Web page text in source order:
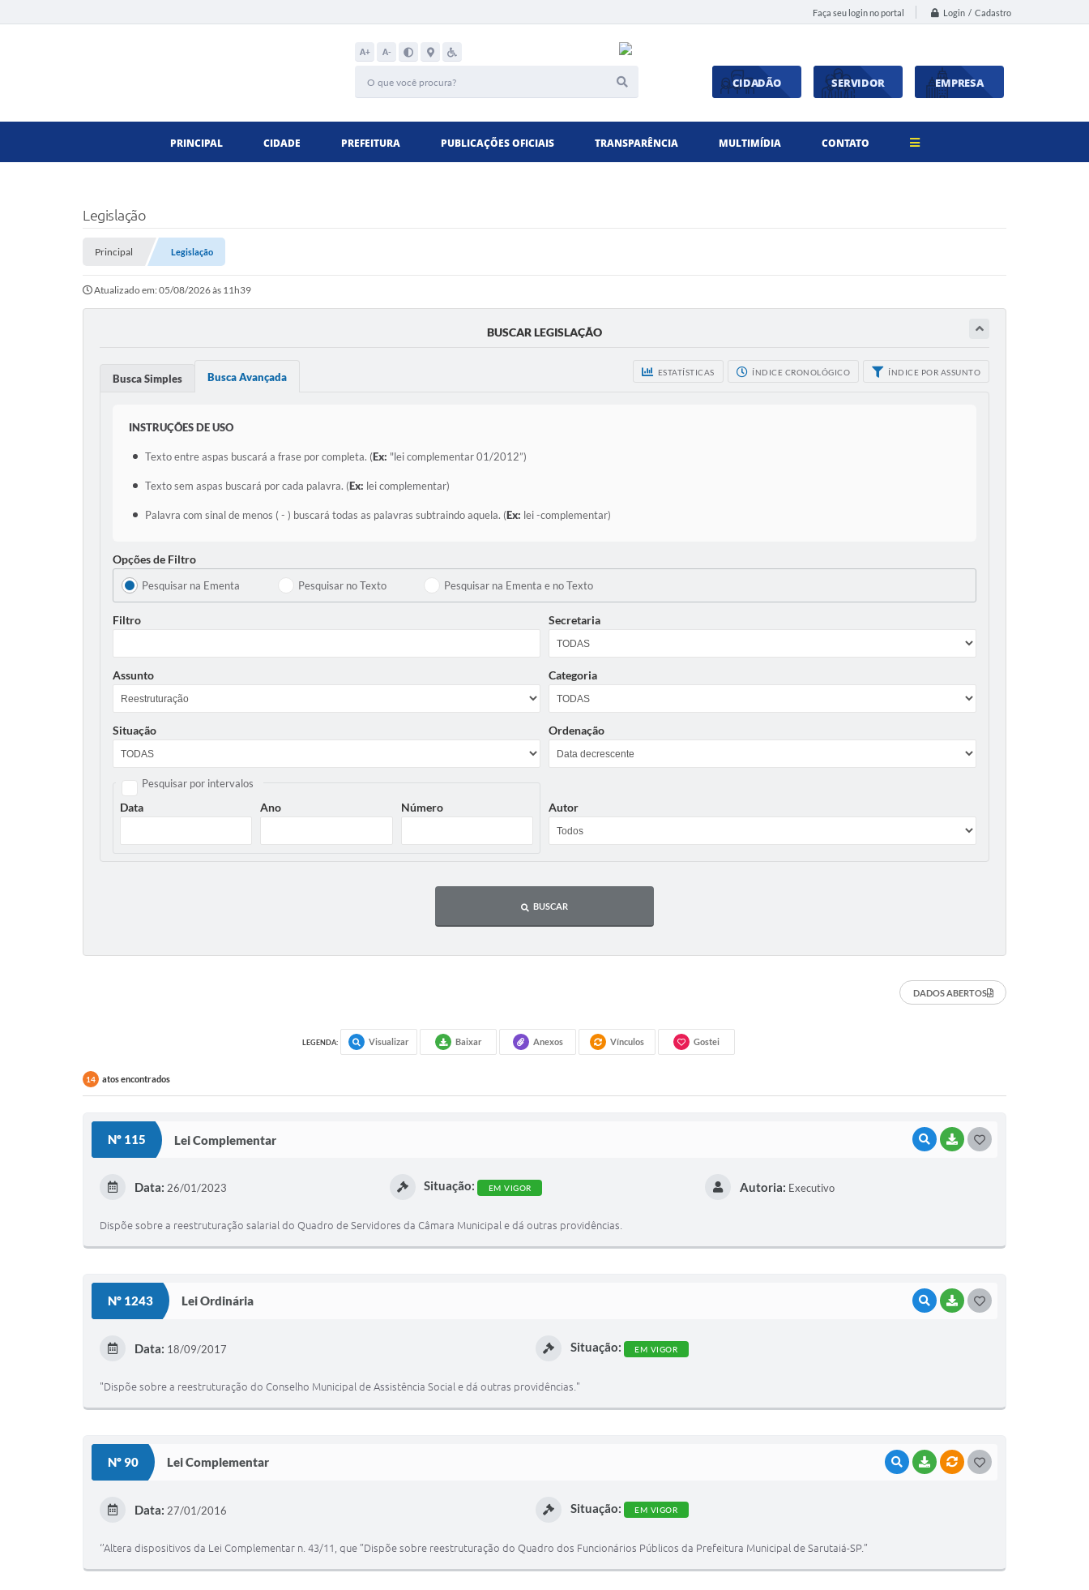
Faça seu login no portal Login / Cadastro
A+ A-
CIDADÃO SERVIDOR EMPRESA
PRINCIPAL CIDADE PREFEITURA PUBLICAÇÕES OFICIAIS TRANSPARÊNCIA MULTIMÍDIA CONTATO
Legislação
Principal Legislação
Atualizado em: 05/08/2026 às 11h39
BUSCAR LEGISLAÇÃO
ESTATÍSTICAS ÍNDICE CRONOLÓGICO ÍNDICE POR ASSUNTO
Busca Simples Busca Avançada
INSTRUÇÕES DE USO
Texto entre aspas buscará a frase por completa. (Ex: "lei complementar 01/2012”)
Texto sem aspas buscará por cada palavra. (Ex: lei complementar)
Palavra com sinal de menos ( - ) buscará todas as palavras subtraindo aquela. (Ex: lei -complementar)
Opções de Filtro
Pesquisar na Ementa Pesquisar no Texto Pesquisar na Ementa e no Texto
Filtro Secretaria
Assunto Categoria
Situação Ordenação
Pesquisar por intervalos
Data Ano Número Autor
BUSCAR
DADOS ABERTOS
LEGENDA: Visualizar Baixar Anexos Vínculos Gostei
14 atos encontrados
Nº 115 Lei Complementar VISUALIZAR
BAIXAR
Data: 26/01/2023 Situação: EM VIGOR Autoria: Executivo
Dispõe sobre a reestruturação salarial do Quadro de Servidores da Câmara Municipal e dá outras providências.
Nº 1243 Lei Ordinária VISUALIZAR
BAIXAR
Data: 18/09/2017 Situação: EM VIGOR
"Dispõe sobre a reestruturação do Conselho Municipal de Assistência Social e dá outras providências."
Nº 90 Lei Complementar VISUALIZAR
BAIXARVÍNCULOS
Data: 27/01/2016 Situação: EM VIGOR
‘’Altera dispositivos da Lei Complementar n. 43/11, que ”Dispõe sobre reestruturação do Quadro dos Funcionários Públicos da Prefeitura Municipal de Sarutaiá-SP.”